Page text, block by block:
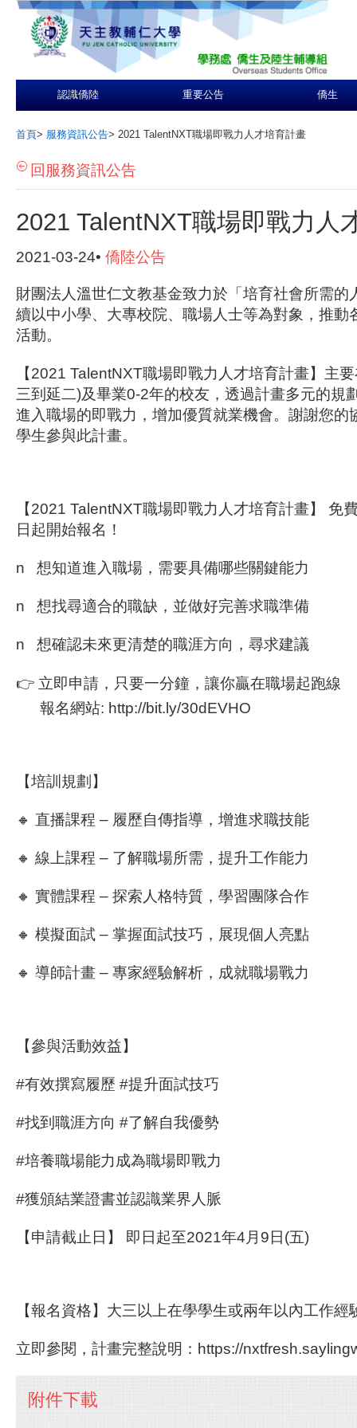
認識僑陸 重要公告 僑生
首頁> 服務資訊公告> 2021 TalentNXT職場即戰力人才培育計畫
回服務資訊公告
2021 TalentNXT職場即戰力人
2021-03-24• 僑陸公告
財團法人溫世仁文教基金致力於「培育社會所需的
續以中小學、大專校院、職場人士等為對象，推動
活動。
【2021 TalentNXT職場即戰力人才培育計畫】主
三到延二)及畢業0-2年的校友，透過計畫多元的規
進入職場的即戰力，增加優質就業機會。謝謝您的
學生參與此計畫。
【2021 TalentNXT職場即戰力人才培育計畫】 免
日起開始報名！
n 想知道進入職場，需要具備哪些關鍵能力
n 想找尋適合的職缺，並做好完善求職準備
n 想確認未來更清楚的職涯方向，尋求建議
👉 立即申請，只要一分鐘，讓你贏在職場起跑線
報名網站: http://bit.ly/30dEVHO
【培訓規劃】
🔸 直播課程 – 履歷自傳指導，增進求職技能
🔸 線上課程 – 了解職場所需，提升工作能力
🔸 實體課程 – 探索人格特質，學習團隊合作
🔸 模擬面試 – 掌握面試技巧，展現個人亮點
🔸 導師計畫 – 專家經驗解析，成就職場戰力
【參與活動效益】
#有效撰寫履歷 #提升面試技巧
#找到職涯方向 #了解自我優勢
#培養職場能力成為職場即戰力
#獲頒結業證書並認識業界人脈
【申請截止日】 即日起至2021年4月9日(五)
【報名資格】大三以上在學學生或兩年以內工作經
立即參閱，計畫完整說明：https://
附件下載